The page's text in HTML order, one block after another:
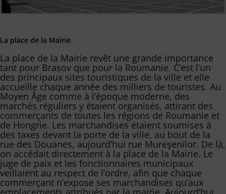
La place de la Mairie
La place de la Mairie revêt une grande importance
tant pour Brasov que pour la Roumanie. C’est l’un
des principaux sites touristiques de la ville et elle
accueille chaque année des milliers de touristes. Au
Moyen Âge comme à l’époque moderne, des
marchés réguliers y étaient organisés, attirant des
commerçants de toutes les régions de Roumanie et
de Hongrie. Les marchandises étaient soumises à
des taxes devant la porte de la ville, au bout de la
rue des Douanes, aujourd’hui rue Mureşenilor. De là,
on accédait directement à la place de la Mairie. Le
juge de paix et les fonctionnaires municipaux
veillaient au respect de l’ordre, afin que chaque
commerçant n’expose ses marchandises qu’aux